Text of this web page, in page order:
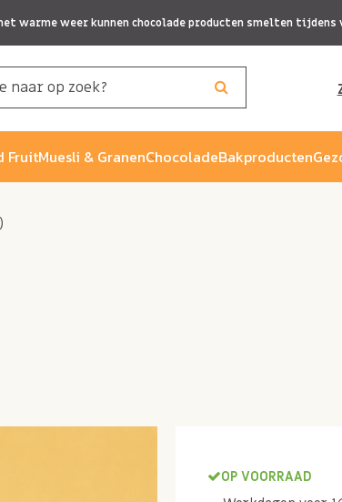
warme weer kunnen chocolade producten smelten tijdens
FruitMuesli & GranenChocoladeBakproducten
OP VOORRAAD